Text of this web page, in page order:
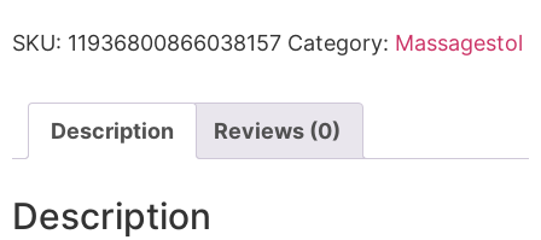
SKU: 11936800866038157 Category: Massagestol
Description Reviews (0)
Description